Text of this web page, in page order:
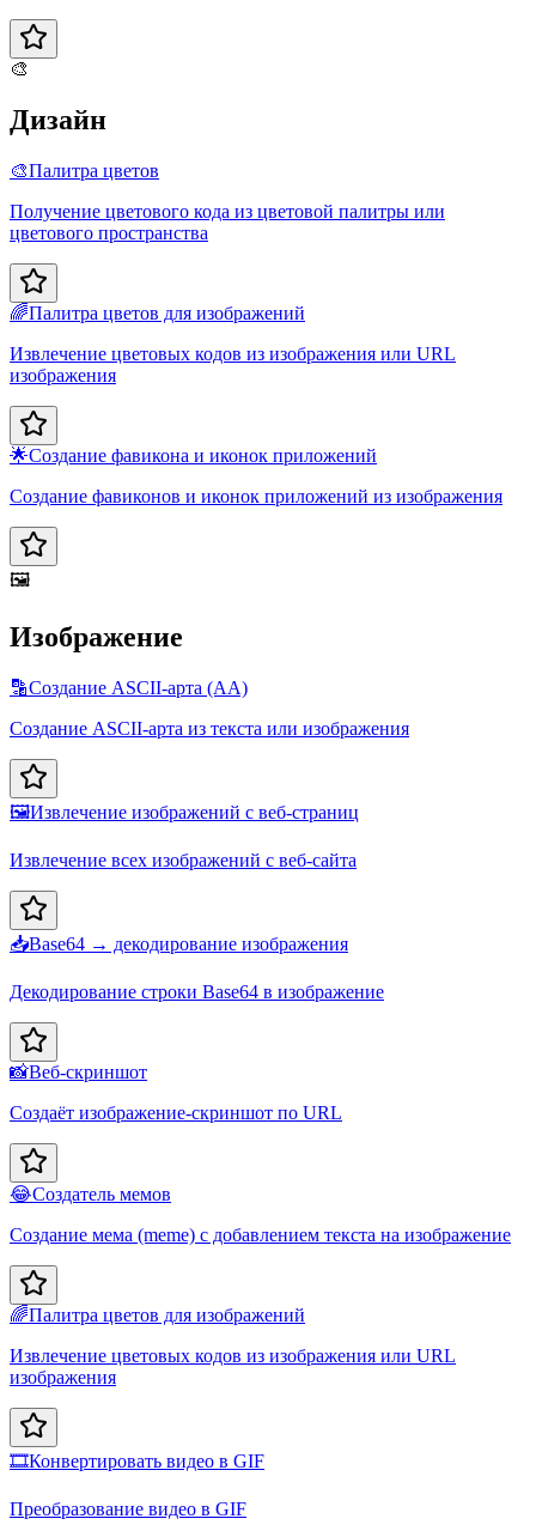
🎨
Дизайн
🎨Палитра цветов
Получение цветового кода из цветовой палитры или
цветового пространства
🌈Палитра цветов для изображений
Извлечение цветовых кодов из изображения или URL
изображения
🌟Создание фавикона и иконок приложений
Создание фавиконов и иконок приложений из изображения
🖼️
Изображение
🔡Создание ASCII-арта (AA)
Создание ASCII-арта из текста или изображения
🖼️Извлечение изображений с веб-страниц
Извлечение всех изображений с веб-сайта
📥Base64 → декодирование изображения
Декодирование строки Base64 в изображение
📸Веб-скриншот
Создаёт изображение-скриншот по URL
😂Создатель мемов
Создание мема (meme) с добавлением текста на изображение
🌈Палитра цветов для изображений
Извлечение цветовых кодов из изображения или URL
изображения
🎞️Конвертировать видео в GIF
Преобразование видео в GIF